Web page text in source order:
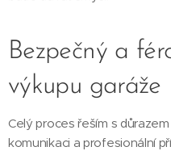
Bezpečný a
výkupu garáže
Celý proces řeším s
komunikaci a profesionální